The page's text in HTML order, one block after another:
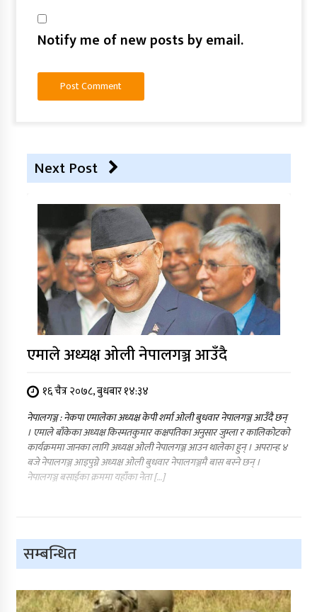
Notify me of new posts by email.
Next Post
एमाले अध्यक्ष ओली नेपालगञ्ज आउँदै
१६ चैत्र २०७८, बुधबार १४:३४
नेपालगञ्ज : नेकपा एमालेका अध्यक्ष केपी शर्मा ओली बुधवार नेपालगञ्ज आउँदै छन्
। एमाले बाँकेका अध्यक्ष किस्मतकुमार कक्षपतिका अनुसार जुम्ला र कालिकोटको
कार्यक्रममा जानका लागि अध्यक्ष ओली नेपालगञ्ज आउन थालेका हुन् । अपरान्ह ४
बजे नेपालगञ्ज आइपुग्ने अध्यक्ष ओली बुधवार नेपालगञ्जमै बास बस्ने छन् ।
नेपालगञ्ज बसाईका क्रममा यहाँका नेता […]
सम्बन्धित